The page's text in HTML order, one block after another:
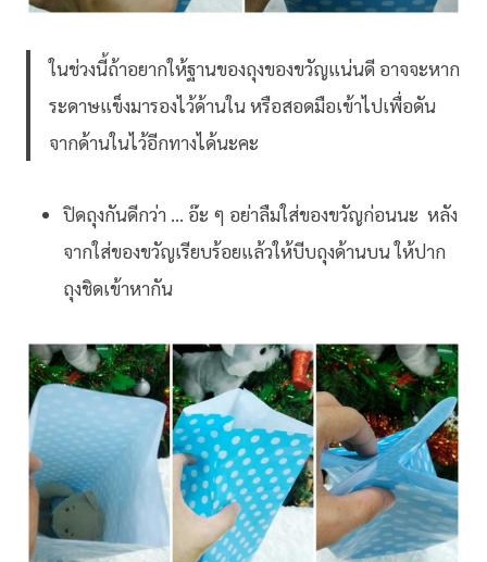
ในช่วงนี้ถ้าอยากให้ฐานของถุงของขวัญแน่นดี อาจจะหาก
ระดาษแข็งมารองไว้ด้านใน หรือสอดมือเข้าไปเพื่อดัน
จากด้านในไว้อีกทางได้นะคะ
ปิดถุงกันดีกว่า … อ๊ะ ๆ อย่าลืมใส่ของขวัญก่อนนะ หลัง
จากใส่ของขวัญเรียบร้อยแล้วให้บีบถุงด้านบน ให้ปาก
ถุงชิดเข้าหากัน